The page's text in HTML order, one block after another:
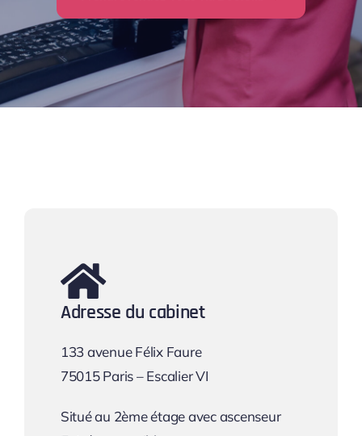
Adresse du cabinet
133 avenue Félix Faure
75015 Paris – Escalier VI
Situé au 2ème étage avec ascenseur